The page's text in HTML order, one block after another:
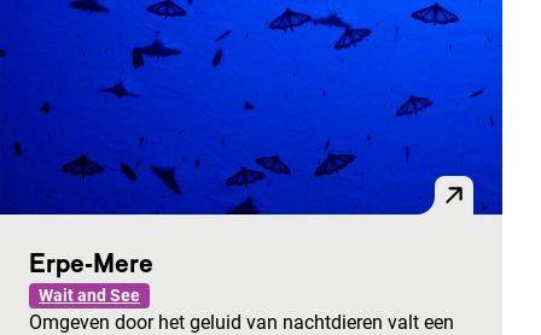
Erpe-Mere
Wait and See
Omgeven door het geluid van nachtdieren valt een